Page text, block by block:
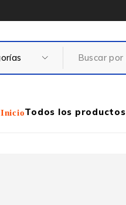
InicioTodos los productos